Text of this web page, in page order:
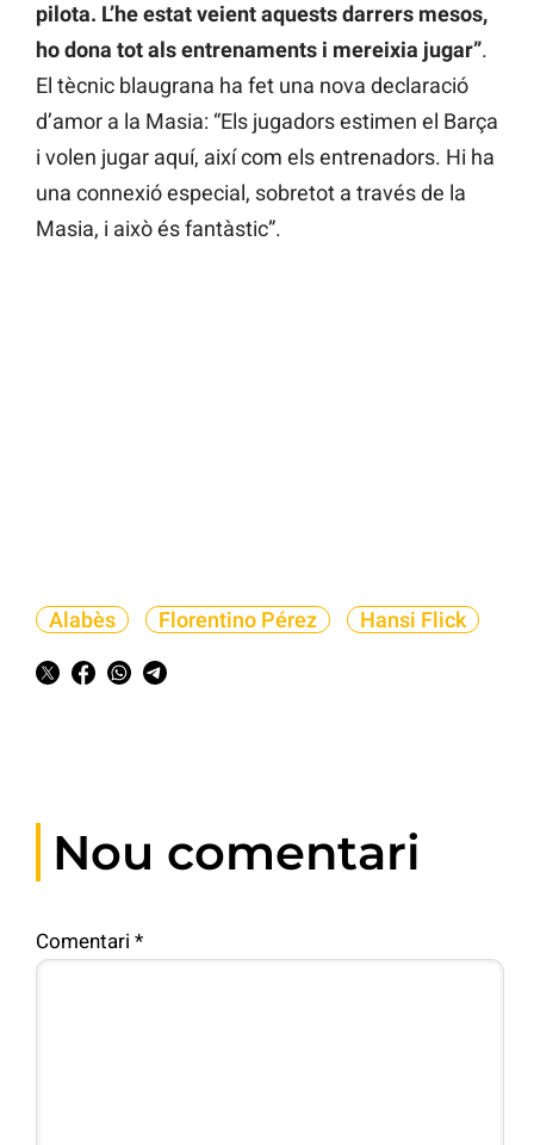
pilota. L’he estat veient aquests darrers mesos,
ho dona tot als entrenaments i mereixia jugar”.
El tècnic blaugrana ha fet una nova declaració
d’amor a la Masia: “Els jugadors estimen el Barça
i volen jugar aquí, així com els entrenadors. Hi ha
una connexió especial, sobretot a través de la
Masia, i això és fantàstic”.
Alabès Florentino Pérez Hansi Flick
Nou comentari
Comentari *